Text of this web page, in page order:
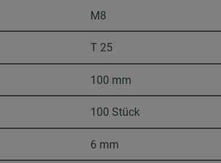
M8
T 25
100 mm
100 Stück
6 mm